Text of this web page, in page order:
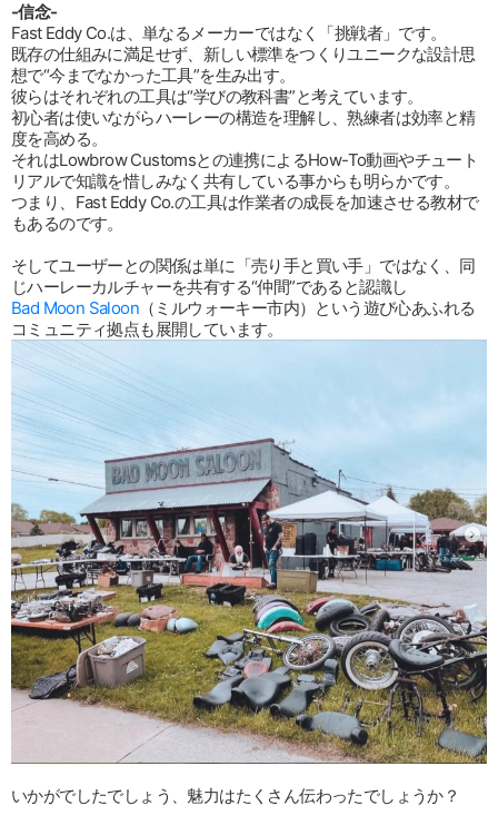
-信念-
Fast Eddy Co.は、単なるメーカーではなく「挑戦者」です。
既存の仕組みに満足せず、新しい標準をつくりユニークな設計思
想で“今までなかった工具”を生み出す。
彼らはそれぞれの工具は“学びの教科書”と考えています。
初心者は使いながらハーレーの構造を理解し、熟練者は効率と精
度を高める。
それはLowbrow Customsとの連携によるHow-To動画やチュート
リアルで知識を惜しみなく共有している事からも明らかです。
つまり、Fast Eddy Co.の工具は作業者の成長を加速させる教材で
もあるのです。
そしてユーザーとの関係は単に「売り手と買い手」ではなく、同
じハーレーカルチャーを共有する“仲間”であると認識し
Bad Moon Saloon （ミルウォーキー市内）という遊び心あふれる
コミュニティ拠点も展開しています。
いかがでしたでしょう、魅力はたくさん伝わったでしょうか？